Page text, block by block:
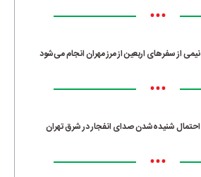
•••
نیمی از سفرهای اربعین از مرز مهران انجام می‌شود
•••
احتمال شنیده‌شدن صدای انفجار در شرق تهران
•••